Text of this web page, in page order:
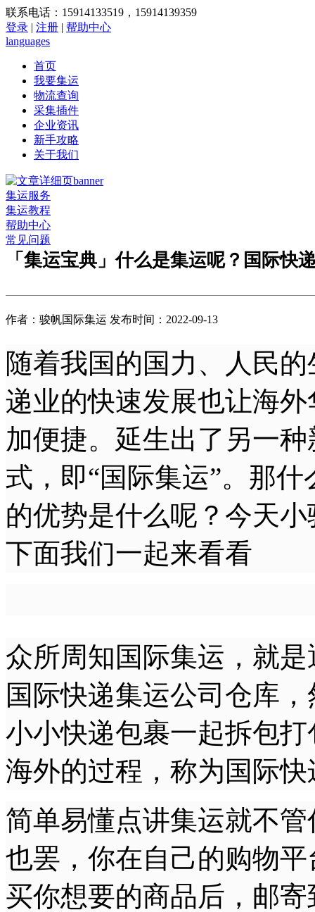
联系电话：15914133519，15914139359
登录 | 注册 | 帮助中心
languages
首页
我要集运
物流查询
采集插件
企业资讯
新手攻略
关于我们
集运服务
集运教程
帮助中心
常见问题
「集运宝典」什么是集运呢？国际快
作者：骏帆国际集运 发布时间：2022-09-13
随着我国的国力、人民
递业的快速发展也让海
加便捷。延生出了另一
式，即“国际集运”。那
的优势是什么呢？今天
下面我们一起来看看
众所周知国际集运，就
国际快递集运公司仓库
小小快递包裹一起拆包
海外的过程，称为国际
简单易懂点讲集运就不
也罢，你在自己的购物
买你想要的商品后，邮